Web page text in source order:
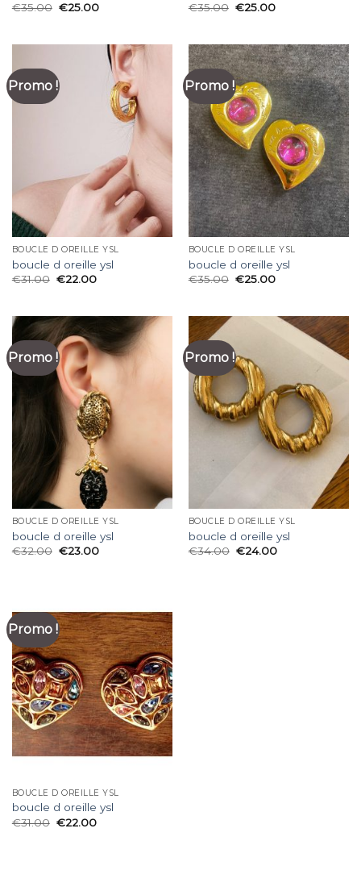
€35.00 €25.00
€35.00 €25.00
Promo !
BOUCLE D OREILLE YSL
boucle d oreille ysl
€31.00 €22.00
Promo !
BOUCLE D OREILLE YSL
boucle d oreille ysl
€35.00 €25.00
Promo !
BOUCLE D OREILLE YSL
boucle d oreille ysl
€32.00 €23.00
Promo !
BOUCLE D OREILLE YSL
boucle d oreille ysl
€34.00 €24.00
Promo !
BOUCLE D OREILLE YSL
boucle d oreille ysl
€31.00 €22.00